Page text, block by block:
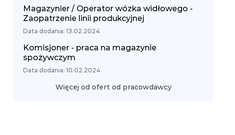
Magazynier / Operator wózka widłowego -
Zaopatrzenie linii produkcyjnej
Data dodania: 13.02.2024
Komisjoner - praca na magazynie
spożywczym
Data dodania: 10.02.2024
Więcej od ofert od pracowdawcy